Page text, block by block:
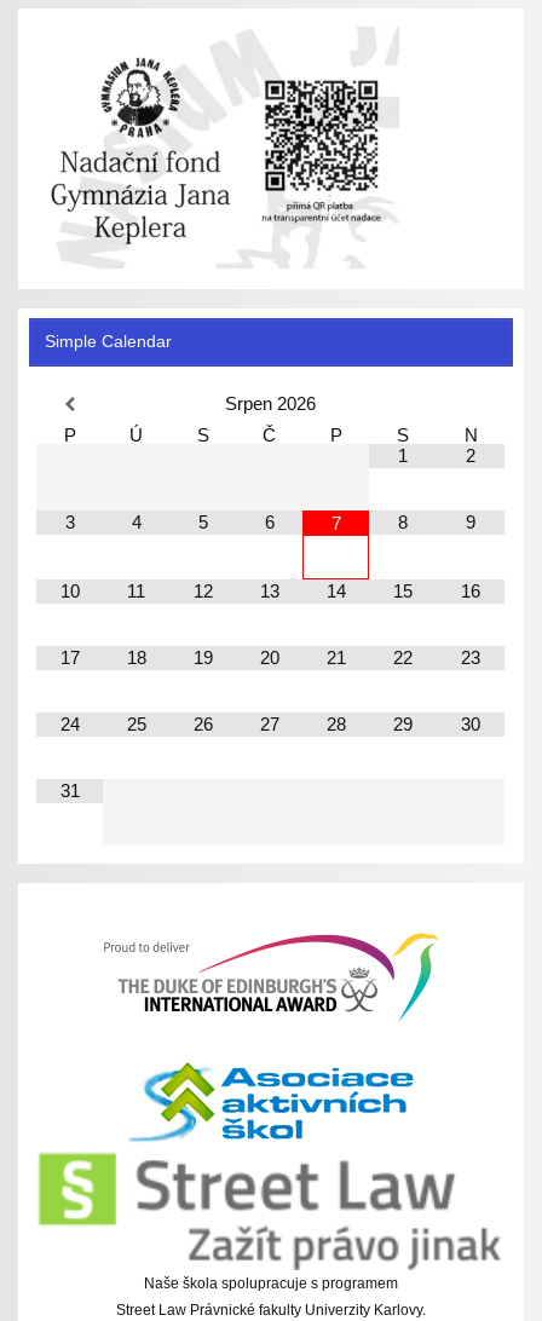
Simple Calendar
Srpen 2026
P
Ú S Č P S
N
1
2
3 4 5 6 7 8 9
10 11 12 13 14 15 16
17 18 19 20 21 22 23
24 25 26 27 28 29 30
31
Naše škola spolupracuje s programem
Street Law Právnické fakulty Univerzity Karlovy.